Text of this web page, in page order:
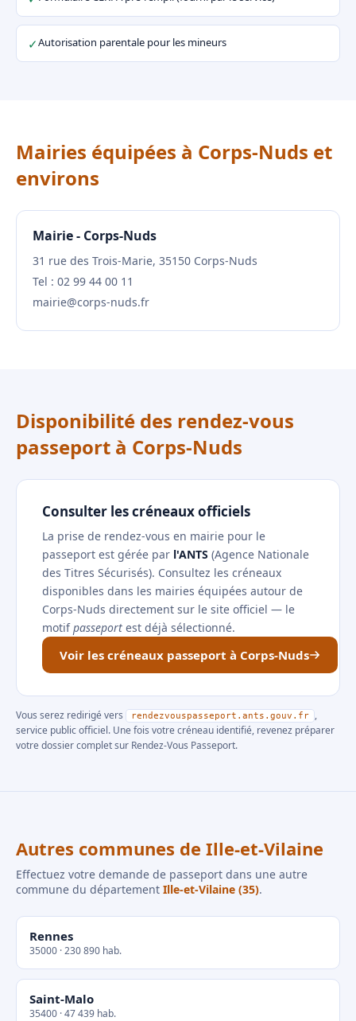
✓Autorisation parentale pour les mineurs
Mairies équipées à Corps-Nuds et
environs
Mairie - Corps-Nuds
31 rue des Trois-Marie, 35150 Corps-Nuds
Tel : 02 99 44 00 11
mairie@corps-nuds.fr
Disponibilité des rendez-vous
passeport à Corps-Nuds
Consulter les créneaux officiels
La prise de rendez-vous en mairie pour le
passeport est gérée par l'ANTS (Agence Nationale
des Titres Sécurisés). Consultez les créneaux
disponibles dans les mairies équipées autour de
Corps-Nuds directement sur le site officiel — le
motifpasseport est déjà sélectionné.
Voir les créneaux passeport à Corps-Nuds
Vous serez redirigé vers rendezvouspasseport.ants.gouv.fr
,
service public officiel. Une fois votre créneau identifié, revenez préparer
votre dossier complet sur Rendez-Vous Passeport.
Autres communes de Ille-et-Vilaine
Effectuez votre demande de passeport dans une autre
commune du département Ille-et-Vilaine (35).
Rennes
35000 · 230 890 hab.
Saint-Malo
35400 · 47 439 hab.